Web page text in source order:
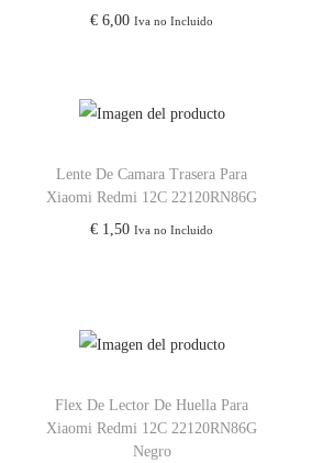
€ 6,00 Iva no Incluido
Lente De Camara Trasera Para
Xiaomi Redmi 12C 22120RN86G
€ 1,50 Iva no Incluido
Flex De Lector De Huella Para
Xiaomi Redmi 12C 22120RN86G
Negro